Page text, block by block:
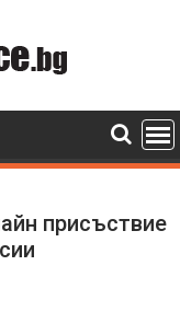
присъствие